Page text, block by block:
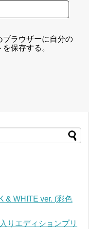
ブラウザーに自分の
保存する。
& WHITE ver. (彩色
りエディションプリ